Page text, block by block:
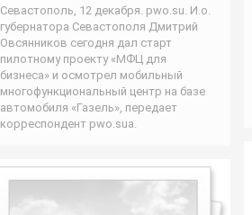
Севастополь, 12 декабря. pwo.su. И.о.
губернатора Севастополя Дмитрий
Овсянников сегодня дал старт
пилотному проекту «МФЦ для
бизнеса» и осмотрел мобильный
многофункциональный центр на базе
автомобиля «Газель», передает
корреспондент pwo.suа.